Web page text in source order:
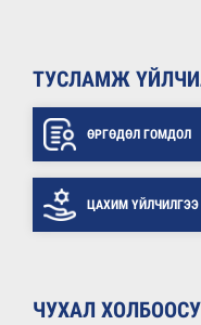
ТУСЛАМЖ
ӨРГӨДӨЛ ГОМДОЛ
ЦАХИМ ҮЙЛЧИЛГЭЭ
ЧУХАЛ